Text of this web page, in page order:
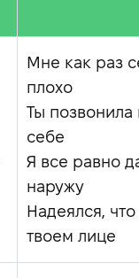
Мне как раз
плохо
Ты позвонила
себе
Я все равно
наружу
Надеялся,
твоем лице